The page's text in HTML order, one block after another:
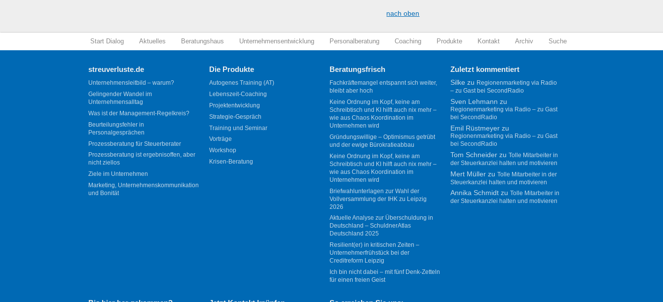
nach oben
Start Dialog Aktuelles Beratungshaus Unternehmensentwicklung Personalberatung Coaching Produkte Kontakt Archiv Suche
streuverluste.de
Unternehmensleitbild – warum?
Gelingender Wandel im
Unternehmensalltag
Was ist der Management-Regelkreis?
Beurteilungsfehler in
Personalgesprächen
Prozessberatung für Steuerberater
Prozessberatung ist ergebnisoffen, aber
nicht ziellos
Ziele im Unternehmen
Marketing, Unternehmenskommunikation
und Bonität
Die Produkte
Autogenes Training (AT)
Lebenszeit-Coaching
Projektentwicklung
Strategie-Gespräch
Training und Seminar
Vorträge
Workshop
Krisen-Beratung
Beratungsfrisch
Fachkräftemangel entspannt sich weiter,
bleibt aber hoch
Keine Ordnung im Kopf, keine am
Schreibtisch und KI hilft auch nix mehr –
wie aus Chaos Koordination im
Unternehmen wird
Gründungswillige – Optimismus getrübt
und der ewige Bürokratieabbau
Keine Ordnung im Kopf, keine am
Schreibtisch und KI hilft auch nix mehr –
wie aus Chaos Koordination im
Unternehmen wird
Briefwahlunterlagen zur Wahl der
Vollversammlung der IHK zu Leipzig
2026
Aktuelle Analyse zur Überschuldung in
Deutschland – SchuldnerAtlas
Deutschland 2025
Resilient(er) in kritischen Zeiten –
Unternehmerfrühstück bei der
Creditreform Leipzig
Ich bin nicht dabei – mit fünf Denk-Zetteln
für einen freien Geist
Zuletzt kommentiert
Silkezu Regionenmarketing via Radio
– zu Gast bei SecondRadio
Sven Lehmann zu
Regionenmarketing via Radio – zu Gast
bei SecondRadio
Emil Rüstmeyerzu
Regionenmarketing via Radio – zu Gast
bei SecondRadio
Tom Schneiderzu Tolle Mitarbeiter in
der Steuerkanzlei halten und motivieren
Mert Müllerzu Tolle Mitarbeiter in der
Steuerkanzlei halten und motivieren
Annika Schmidtzu Tolle Mitarbeiter in
der Steuerkanzlei halten und motivieren